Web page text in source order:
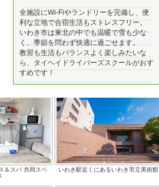
全施設にWi-Fiやランドリーを完備し、便
利な立地で合宿生活もストレスフリー。
いわき市は東北の中でも温暖で雪も少な
く、季節を問わず快適に過ごせます。
教習も生活もバランスよく楽しみたいな
ら、タイヘイドライバーズスクールがおす
すめです！
＆スパ 共同スペ
いわき駅近くにあるいわき市立美術館